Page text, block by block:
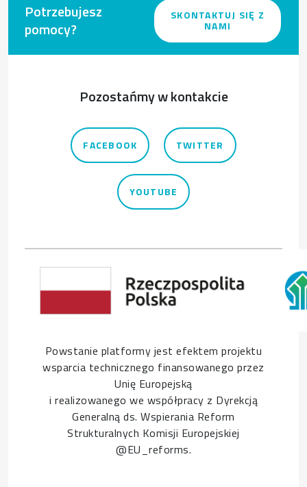
Potrzebujesz
pomocy?
SKONTAKTUJ SIĘ Z
NAMI
Pozostańmy w kontakcie
FACEBOOK TWITTER
YOUTUBE
Powstanie platformy jest efektem projektu
wsparcia technicznego finansowanego przez
Unię Europejską
i realizowanego we współpracy z Dyrekcją
Generalną ds. Wspierania Reform
Strukturalnych Komisji Europejskiej
@EU_reforms.